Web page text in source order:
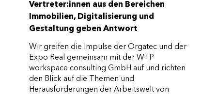
Vertreter:innen aus den Bereichen
Immobilien, Digitalisierung und
Gestaltung geben Antwort
Wir greifen die Impulse der Orgatec und der
Expo Real gemeinsam mit der W+P
workspace consulting GmbH auf und richten
den Blick auf die Themen und
Herausforderungen der Arbeitswelt von